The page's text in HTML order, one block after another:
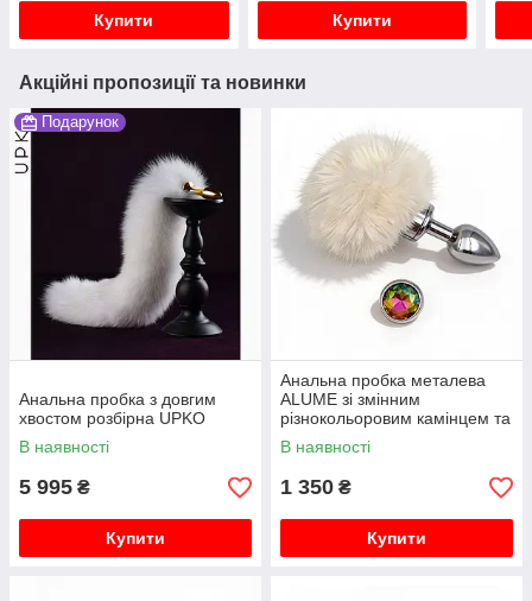
Купити Купити
Акційні пропозиції та новинки
Подарунок
Анальна пробка з довгим
хвостом розбірна UPKO
В наявності
5 995 ₴
Купити
Анальна пробка металева
ALUME зі змінним
різнокольоровим камінцем та
білим хвостиком на магніті
В наявності
1 350 ₴
Купити